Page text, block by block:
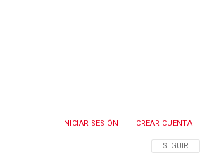
SIGA ESTA
SEGUIR
INICIAR SESIÓN | CREAR CUENTA